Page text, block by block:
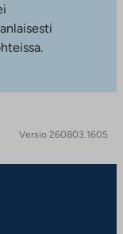
Versio 260803.1605